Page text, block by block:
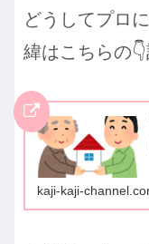
どうしてプロ
緯はこちらの
kaji-kaji-